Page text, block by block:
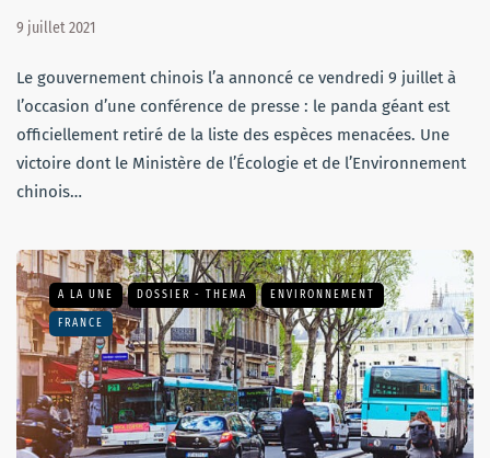
9 juillet 2021
Le gouvernement chinois l’a annoncé ce vendredi 9 juillet à
l’occasion d’une conférence de presse : le panda géant est
officiellement retiré de la liste des espèces menacées. Une
victoire dont le Ministère de l’Écologie et de l’Environnement
chinois…
A LA UNE DOSSIER - THEMA ENVIRONNEMENT
FRANCE